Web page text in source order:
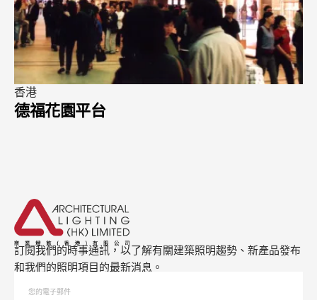
北京
北京怡亨酒店
訂閱我們的時事通訊，以了解有關建築照明趨勢、新產品發布
和我們的照明項目的最新消息。